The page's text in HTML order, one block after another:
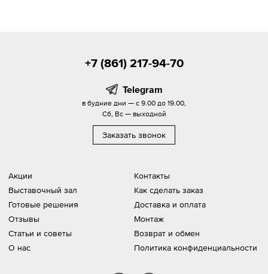
Акции
Выставочный зал
Готовые решения
Отзывы
Статьи и советы
О нас
Контакты
Как сделать заказ
Доставка и оплата
Монтаж
Возврат и обмен
Политика конфиденциальности
+7 (861) 217-94-70
Telegram
в будние дни — с 9.00 до 19.00,
Сб, Вс — выходной
Заказать звонок